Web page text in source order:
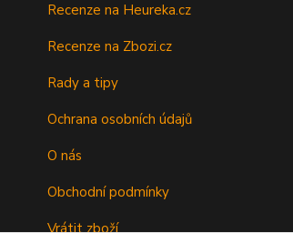
Recenze na Heureka.cz
Recenze na Zbozi.cz
Rady a tipy
Ochrana osobních údajů
O nás
Obchodní podmínky
Vrátit zboží